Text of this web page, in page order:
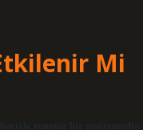
Mi
yanmaz bir